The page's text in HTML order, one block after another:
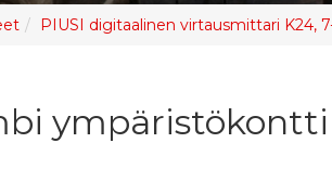
PIUSI digitaalinen virtausmittari K24,